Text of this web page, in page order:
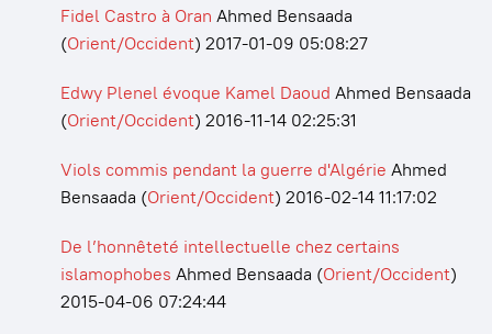
Fidel Castro à Oran Ahmed Bensaada
(Orient/Occident) 2017-01-09 05:08:27
Edwy Plenel évoque Kamel Daoud Ahmed Bensaada
(Orient/Occident) 2016-11-14 02:25:31
Viols commis pendant la guerre d'Algérie Ahmed
Bensaada (Orient/Occident) 2016-02-14 11:17:02
De l’honnêteté intellectuelle chez certains
islamophobes Ahmed Bensaada (Orient/Occident)
2015-04-06 07:24:44